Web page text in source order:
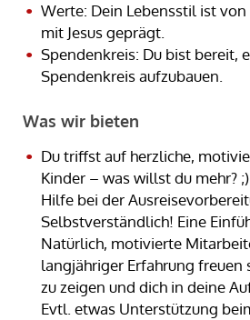
Werte: Dein Lebensstil ist
mit Jesus geprägt.
Spendenkreis: Du bist bereit,
Spendenkreis aufzubauen.
Was wir bieten
Du triffst auf herzliche,
Kinder – was willst du mehr?
Hilfe bei der
Selbstverständlich! Eine
Natürlich, motivierte
langjähriger Erfahrung freuen
zu zeigen und dich in deine
Evtl. etwas Unterstützung